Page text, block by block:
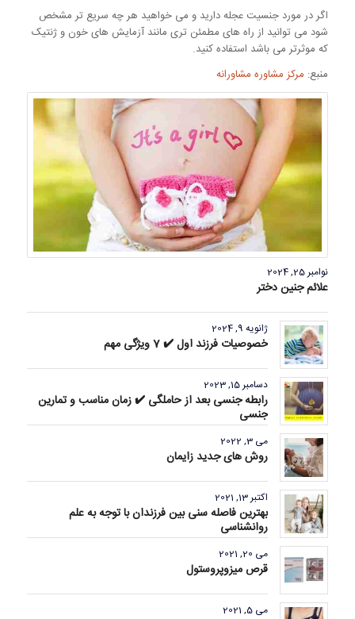
اگر در مورد جنسیت عجله دارید و می خواهید هر چه سریع تر مشخص
شود می توانید از راه های مطمئن تری مانند آزمایش های خون و ژنتیک
که موثرتر می باشد استفاده کنید.
منبع: مرکز مشاوره مشاورانه
نوامبر 25, 2024
علائم جنین دختر
ژانویه 9, 2024
خصوصیات فرزند اول ✔️ 7 ویژگی مهم
دسامبر 15, 2023
رابطه جنسی بعد از حاملگی ✔️ زمان مناسب و تمارین
جنسی
می 3, 2022
روش های جدید زایمان
اکتبر 13, 2021
بهترین فاصله سنی بین فرزندان با توجه به علم
روانشناسی
می 20, 2021
قرص میزوپروستول
می 5, 2021